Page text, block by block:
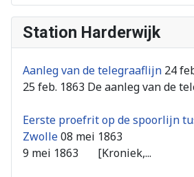
Station Harderwijk
Aanleg van de telegraaflijn 24
25 feb. 1863 De aanleg van de
Eerste proefrit op de spoorlijn
Zwolle08 mei 1863
9 mei 1863 [Kroniek,...